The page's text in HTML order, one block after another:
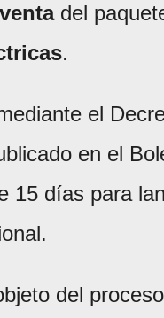
ventadel
.
el
en el
15 días para
del